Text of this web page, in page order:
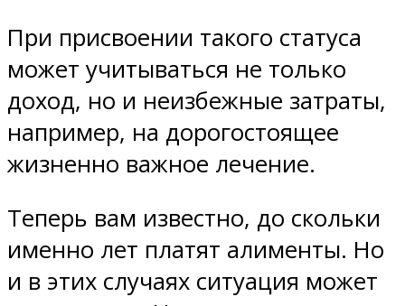
При присвоении такого статуса
может учитываться не только
доход, но и неизбежные затраты,
например, на дорогостоящее
жизненно важное лечение.
Теперь вам известно, до скольки
именно лет платят алименты. Но
и в этих случаях ситуация может